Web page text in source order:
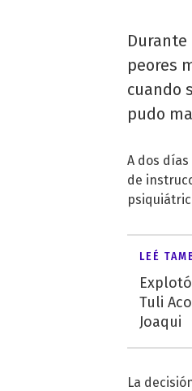
peores
cuando
pudo
A dos
de
LEÉ
Tuli
Joaqui
La